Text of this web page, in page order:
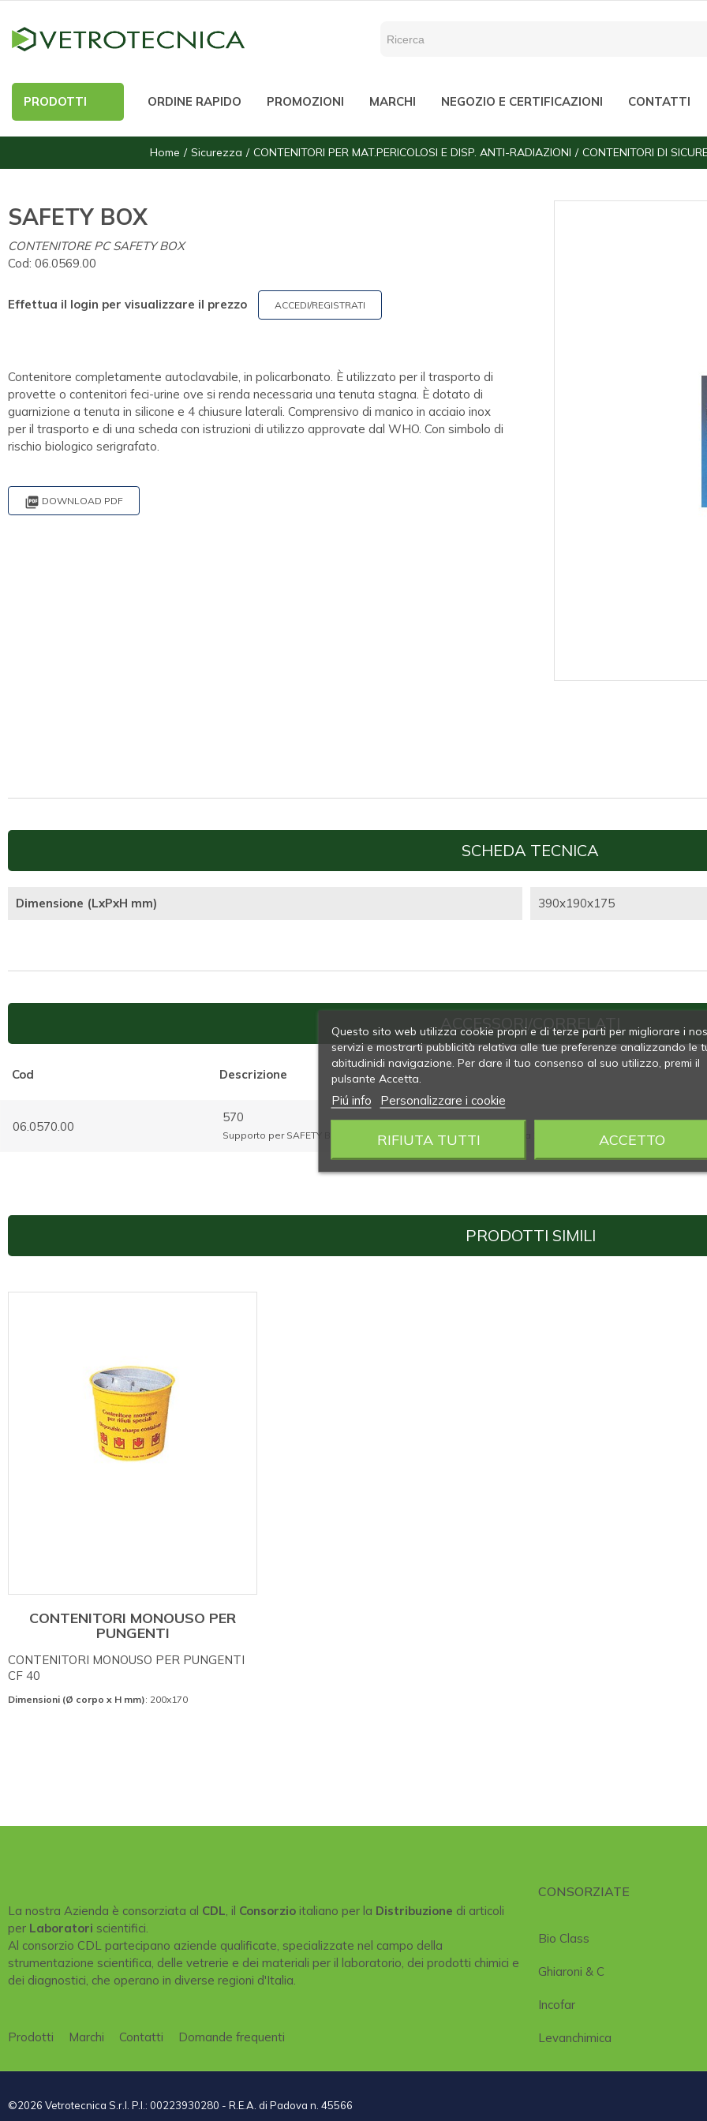
PRODOTTI ORDINE RAPIDO PROMOZIONI MARCHI NEGOZIO E CERTIFICAZIONI CONTATTI
Home Sicurezza CONTENITORI PER MAT.PERICOLOSI E DISP. ANTI-RADIAZIONI CONTENITORI DI
SAFETY BOX
CONTENITORE PC SAFETY BOX
Cod: 06.0569.00
Effettua il login per visualizzare il prezzo ACCEDI/REGISTRATI
Contenitore completamente autoclavabiIe, in policarbonato. È utilizzato per il trasporto di
provette o contenitori feci-urine ove si renda necessaria una tenuta stagna. È dotato di
guarnizione a tenuta in silicone e 4 chiusure laterali. Comprensivo di manico in acciaio inox
per il trasporto e di una scheda con istruzioni di utilizzo approvate dal WHO. Con simbolo di
rischio biologico serigrafato.
 DOWNLOAD PDF
SCHEDA TECNICA
Dimensione (LxPxH mm) 390x190x175
ACCESSORI/CORRELATI
Cod Descrizione
06.0570.00
570
Supporto per SAFETY Box Progettato per 10 contenitori urine fino a 200 ml e 3 contenitori feci da 30 ml.
PRODOTTI SIMILI
CONTENITORI MONOUSO PER
PUNGENTI
CONTENITORI MONOUSO PER PUNGENTI
CF 40
Dimensioni (Ø corpo x H mm): 200x170
La nostra Azienda è consorziata al CDL, il Consorzio italiano per la Distribuzione di articoli
per Laboratori scientifici.
Al consorzio CDL partecipano aziende qualificate, specializzate nel campo della
strumentazione scientifica, delle vetrerie e dei materiali per il laboratorio, dei prodotti chimici e
dei diagnostici, che operano in diverse regioni d'Italia.
Prodotti Marchi Contatti Domande frequenti
CONSORZIATE
Bio Class
Ghiaroni & C
Incofar
Levanchimica
Questo sito web utilizza cookie propri e di terze parti per migliorare i
servizi e mostrarti pubblicità relativa alle tue preferenze analizzando le
abitudinidi navigazione. Per dare il tuo consenso al suo utilizzo, premi il
pulsante Accetta.
Piú info Personalizzare i cookie
RIFIUTA TUTTI ACCETTO
©2026 Vetrotecnica S.r.l. P.I.: 00223930280 - R.E.A. di Padova n. 45566